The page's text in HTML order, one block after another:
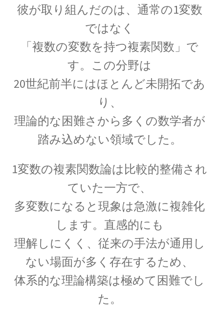
【反射熱と放射エネルギーと電気回路でそれぞ
れ法則を確立】
G・オーム
【抵抗値の単位｜オームの法則：E=RI】
H・アルプレヒト・ベーテ
【星の進化を考え、また原子核反応を考えた】
J・C・マクスウェル
【場の理論をまとめ、電磁波が光速
となる事を示した】
J・F・ジョリオ＝キューリー
彼が取り組んだのは、通常の1変数
ではなく
「複数の変数を持つ複素関数」で
す。この分野は
20世紀前半にはほとんど未開拓であ
り、
理論的な困難さから多くの数学者が
踏み込めない領域でした。
1変数の複素関数論は比較的整備され
ていた一方で、
多変数になると現象は急激に複雑化
します。直感的にも
理解しにくく、従来の手法が通用し
ない場面が多く存在するため、
体系的な理論構築は極めて困難でし
た。